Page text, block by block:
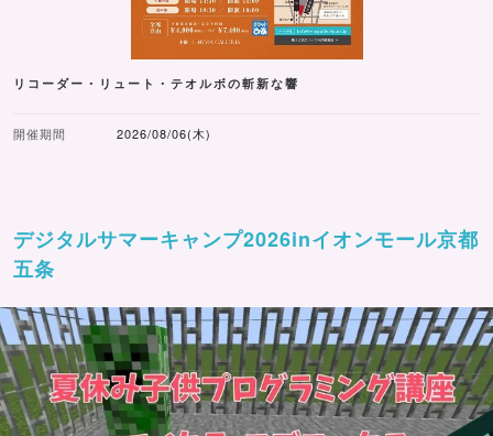
リコーダー・リュート・テオルボの斬新な響
開催期間 2026/08/06(木)
デジタルサマーキャンプ2026inイオンモール京都
五条